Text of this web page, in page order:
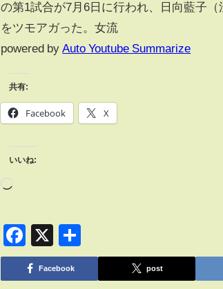
の第1試合が7月6日に行われ、日向藍子
をツモアガった。女流
powered by Auto Youtube Summarize
共有:
Facebook X
いいね:
Facebook
X
有
Facebook post